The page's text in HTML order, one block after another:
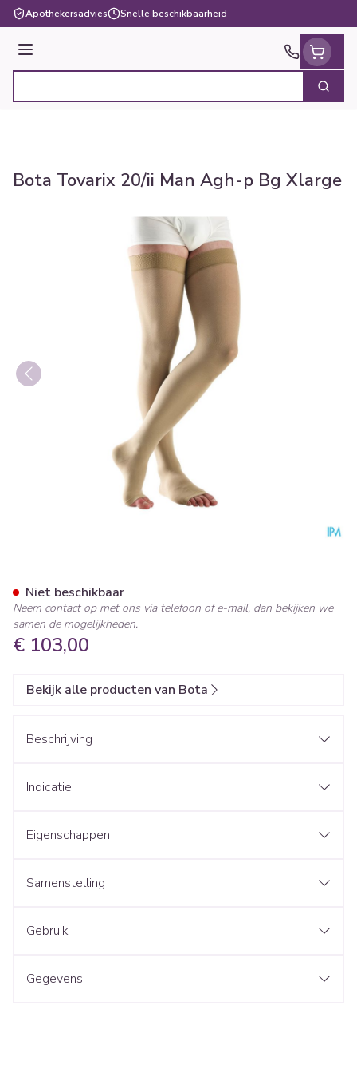
Ga naar de inhoud
Apothekersadvies Snelle beschikbaarheid
Menu
Zoek
Bota Tovarix 20/ii Man Agh-p Bg Xlarge
€ 103,00
Niet beschikbaar
Neem contact op met ons via telefoon of e-mail, dan bekijken we
samen de mogelijkheden.
Bekijk alle producten van Bota
Beschrijving
Indicatie
Eigenschappen
Samenstelling
Gebruik
Gegevens